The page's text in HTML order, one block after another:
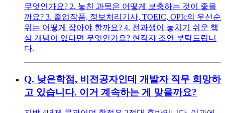
무엇인가요? 2. 놓친 과목은 어떻게 보충하는 것이 좋을
까요? 3. 졸업작품, 정보처리기사, TOEIC, OPIc의 우선순
위는 어떻게 잡아야 할까요? 4. 전과생이 놓치기 쉬운 핵
심 개념이 있다면 무엇인가요? 현직자 조언 부탁드립니
다.
Q. 낮은학점, 비전공자인데 개발자 직무 희망하
고 있습니다. 이거 계속하는 게 맞을까요?